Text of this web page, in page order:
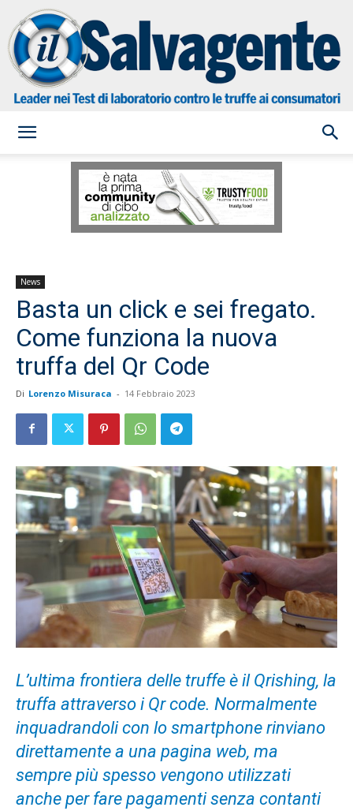
Salvagente
News
Basta un click e sei fregato.
Come funziona la nuova
truffa del Qr Code
Di Lorenzo Misuraca - 14 Febbraio 2023
L’ultima frontiera delle truffe è il Qrishing, la
truffa attraverso i Qr code. Normalmente
inquadrandoli con lo smartphone rinviano
direttamente a una pagina web, ma
sempre più spesso vengono utilizzati
anche per fare pagamenti senza contanti